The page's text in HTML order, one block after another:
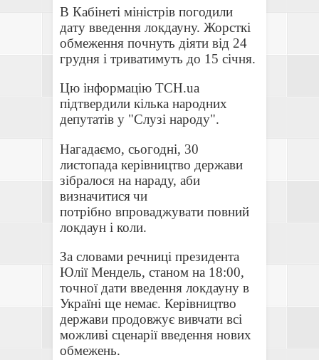
В Кабінеті міністрів погодили
дату введення локдауну. Жорсткі
обмеження почнуть діяти від 24
грудня і триватимуть до 15 січня.
Цю інформацію ТСН.ua
підтвердили кілька народних
депутатів у "Слузі народу".
Нагадаємо, сьогодні, 30
листопада керівництво держави
зібралося на нараду, аби
визначитисячи
потрібно впроваджувати повний
локдаун і коли.
За словами речниці президента
Юлії Мендель, станом на 18:00,
точної дати введення локдауну в
Україні ще немає. Керівництво
держави продовжує вивчати всі
можливі сценарії введення нових
обмежень.